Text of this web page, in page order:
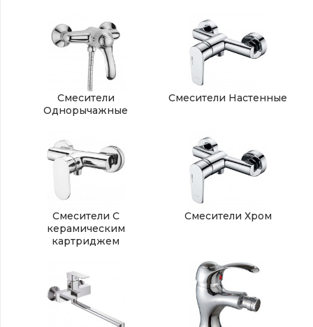
Смесители
Однорычажные
Смесители Настенные
Смесители С
керамическим
картриджем
Смесители Хром